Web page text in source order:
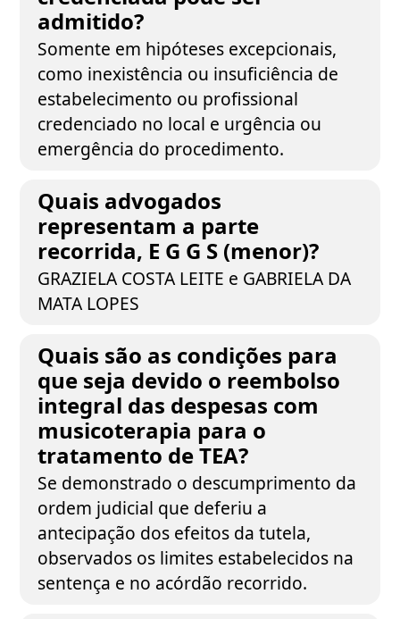
admitido?
Somente em hipóteses excepcionais,
como inexistência ou insuficiência de
estabelecimento ou profissional
credenciado no local e urgência ou
emergência do procedimento.
Quais advogados
representam a parte
recorrida, E G G S (menor)?
GRAZIELA COSTA LEITE e GABRIELA DA
MATA LOPES
Quais são as condições para
que seja devido o reembolso
integral das despesas com
musicoterapia para o
tratamento de TEA?
Se demonstrado o descumprimento da
ordem judicial que deferiu a
antecipação dos efeitos da tutela,
observados os limites estabelecidos na
sentença e no acórdão recorrido.